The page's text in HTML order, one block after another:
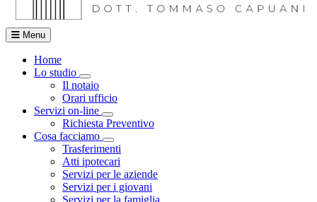
Menu
Home
Lo studio
Visualizza menù di secondo livello
Il notaio
Orari ufficio
Servizi on-line
Visualizza menù di secondo livello
Richiesta Preventivo
Cosa facciamo
Visualizza menù di secondo livello
Trasferimenti
Atti ipotecari
Servizi per le aziende
Servizi per i giovani